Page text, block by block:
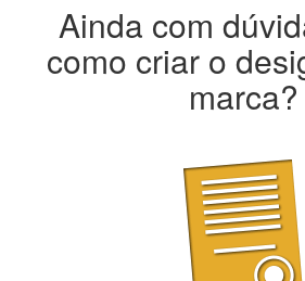
Ainda com
como criar o
marca?